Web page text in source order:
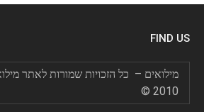
FIND US
2010 ©